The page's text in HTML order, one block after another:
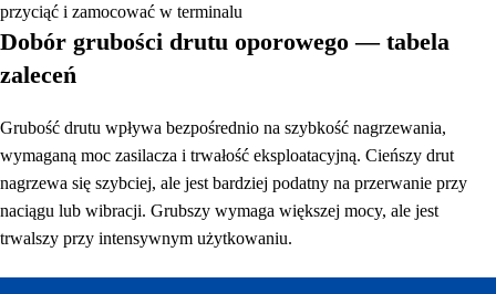
przyciąć i zamocować w terminalu
Dobór grubości drutu oporowego — tabela
zaleceń
Grubość drutu wpływa bezpośrednio na szybkość nagrzewania,
wymaganą moc zasilacza i trwałość eksploatacyjną. Cieńszy drut
nagrzewa się szybciej, ale jest bardziej podatny na przerwanie przy
naciągu lub wibracji. Grubszy wymaga większej mocy, ale jest
trwalszy przy intensywnym użytkowaniu.